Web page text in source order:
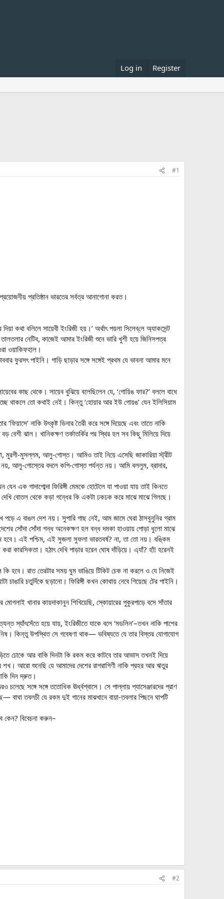
Log in Register
#1
প্রতিষ্ঠান ভারতের সর্বত্র আনাগোনা করত।
কথা বলিলে সায়েবী ইংরিজী হয়।’ অর্থাৎ পয়লা সিলেব্‌লে অ্যাকসেন্ট
নেটিব, কাজেই আমার ইংরিজী শুনে ভারি খুশী হয়ে জিনিসপত্র
ওয়াকিফহাল।
ফুরসৎ পাইনি। গাড়ি ছাড়ার সঙ্গে সঙ্গেই প্রথম যে ভাবনা আমার মনে
কাছ থেকে। সায়েব বুঝিয়ে বলেছিলেন যে, ‘গোয়িঙ ফার?’ বললে বাধে
থাকলে তো কথাই নেই। কিন্তু ‘হোয়ার আর ইউ গোয়ঙ’ যেন ইলিসিয়াম
নাকি উৎকৃষ্ট ডিনার তৈরী করে সঙ্গে দিয়েছে এবং তাতে নাকি
ঝাল। খানিকক্ষণ তর্কাতর্কির পর স্থির হল সব কিছু মিলিয়ে দিয়ে
মুরগী-মুসল্লম, আলু-গোস্ত। আমিও তাই নিয়ে এসেছি জাকারিয়া স্ট্রীট
নয়, আলু-গোস্তের বদলে কপি-গোস্ত পর্যন্ত নয়। আমি বললুম, ব্রাদার,
গাদাগোব্দা ফিরিঙ্গী মেমকে হোটেলে যা পাওয়া যায় তাই কিনতে
দেখি বোতল থেকে কড়া গন্ধের কি একটা ঢকঢক করে মাঝে মাঝে গিলছে।
পড়ে এ বাঙল দেশ নয়। সুপারি গাছ নেই, আম জামে ঘেরা ঠাসবুনুনির গ্রাম
সোঁদা সোঁদা গন্ধ অনেকক্ষণ হল বন্ধ দমকা হাওয়ায় পোড়া ধুলো মাঝে
হবে। এই পশ্চিম, এই সুজলা সুফলা ভারতবর্ষ? না, তা তো নয়। বঙ্কিম
কারসিকতা। হঠাৎ দেখি পাড়ার হরেন ঘোষ দাঁড়িয়ে। এ্যাঁ? হাঁ! হরেনই
হবে। রাত তেরটার সময় ঘুম ভাঙিয়ে টিকিট চেক না করলে ও যে নিজেই
চাঙারি চতুর্দিকে ছড়ানো। ফিরিঙ্গী কখন কোথায় নেবে গিয়েছে টের পাইনি।
খানার কায়দাকানুন শিখিয়েছি, স্কোয়ারের পুকুরপাড়ে বসে সাঁতার
স্যাঁৎসেঁতে হয়ে যায়, ইংরিজীতে যাকে বলে ‘মডলিন’–তখন নাকি পাশের
কিন্তু উপস্থিত সে গবেষণা থাক— ভবিষ্যতে যে তার বিস্তর যোগাযোগ
ঢোকে আর বাকি দিনটা কি রকম করে কাটবে তার আভাস তখনই দিয়ে
শখ। আরো শুনেছি যে আমাদের দেশের রাগরাগিণী নাকি প্রহর আর ঋতুর
দিন দ্রুত।
সঙ্গে সঙ্গে ততোধিক ঊর্ধ্বশ্বাসে। সে পাল্লায় প্যাসেঞ্জারদের প্রাণ
বাঘা তবলচী যে রকম দুই গানের মাঝখানে বায়া-তবলার পিছনে ঘাপটি
কেন? বিবেচনা করুন–
#2